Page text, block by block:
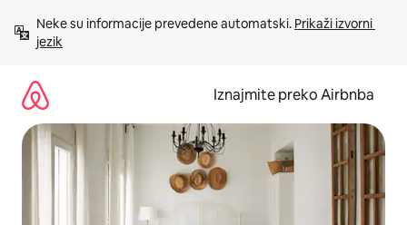
sadržaj
Neke su informacije prevedene automatski. Prikaži izvorni
jezik
Iznajmite preko Airbnba